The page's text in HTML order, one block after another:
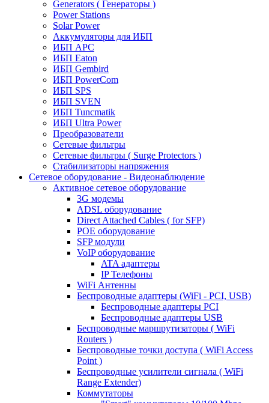
Generators ( Генераторы )
Power Stations
Solar Power
Аккумуляторы для ИБП
ИБП APC
ИБП Eaton
ИБП Gembird
ИБП PowerCom
ИБП SPS
ИБП SVEN
ИБП Tuncmatik
ИБП Ultra Power
Преобразователи
Сетевые фильтры
Сетевые фильтры ( Surge Protectors )
Стабилизаторы напряжения
Сетевое оборудование - Видеонаблюдение
Активное сетевое оборудование
3G модемы
ADSL оборудование
Direct Attached Cables ( for SFP)
POE оборудование
SFP модули
VoIP оборудование
ATA адаптеры
IP Телефоны
WiFi Антенны
Беспроводные адаптеры (WiFi - PCI, USB)
Беспроводные адаптеры PCI
Беспроводные адаптеры USB
Беспроводные маршрутизаторы ( WiFi
Routers )
Беспроводные точки доступа ( WiFi Access
Point )
Беспроводные усилители сигнала ( WiFi
Range Extender)
Коммутаторы